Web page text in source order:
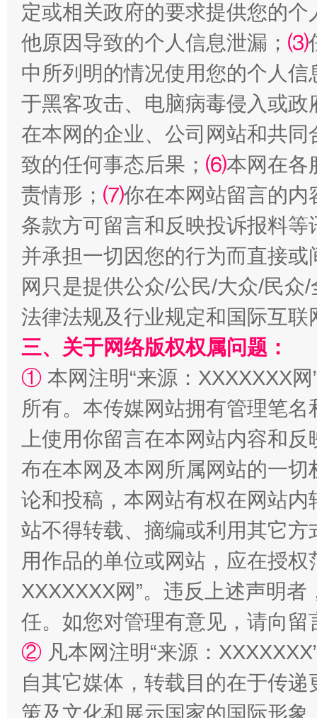
揭批美国五大"原罪" "炒
站台名比不上好声名
漫山遍野的桃花与雪山、麦地、白藏房 除
定或相关政府的要求提供您的个
他原因导致的个人信息泄漏； ⑶
中所列明的情况使用您的个人
于黑客攻击、电脑病毒侵入或
在本网的企业、公司网站和共
致的任何事态后果； ⑹本网在各
责情形； ⑺你在本网站留言的内
条款方可留言和反映投诉报料
并承担一切因您的行为而直接
网只是提供公众/公民/大众/民
法律法规及行业规定和国际互
三、关于网络版权权属问题：
① 本网注明“来源：XXXXXXX
所有。本传媒网站拥有管理笔
上使用你留言在本网站内容和
布在本网及本网所属网站的一
论和投稿，本网站有权在网站
站不得转载、摘编或利用其它
用作品的单位或网站，应在授
XXXXXXX网”。违反上述声明
任。如您对管理有意见，请向
② 凡本网注明“来源：
自其它媒体，转载目的在于传
策及文化和展示国家的国际形